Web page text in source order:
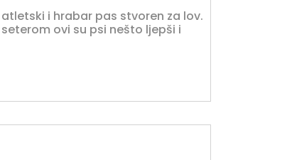
i hrabar pas stvoren za lov.
ovi su psi nešto ljepši i